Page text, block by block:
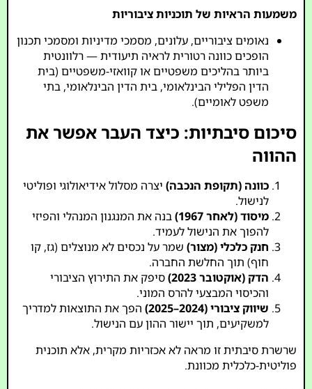
משמעות הראיות של תוכניות ציבוריות
נאומים ציבוריים, עלונים, מסמכי מדיניות ומסמכי תכנון
הופכים כוונה רטורית לראיה תיעודית — רלוונטית
ביותר בהליכים משפטיים או קוואזי-משפטיים (בית
הדין הפלילי הבינלאומי, בית הדין הבינלאומי, בתי
משפט לאומיים).
סיכום סיבתיות: כיצד העבר אפשר את
ההווה
כוונה (תקופת הנכבה) יצרה מסלול אידיאולוגי ופוליטי
לנישול.
מיסוד (לאחר 1967)
בנה את המנגנון המנהלי והפיזי
להפוך את הנישול לעמיד.
חנק כלכלי (מצור) שמר על נכסים לא מנוצלים (גז, קו
חוף) תוך החלשת החברה.
הדק (אוקטובר 2023)
סיפק את התירוץ הציבורי
והכיסוי המבצעי להרס המוני.
שיווק ציבורי (2024–2025)
הפך את התוצאות למדריך
למשקיעים, תוך יישור ההון עם הנישול.
שרשרת סיבתית זו מראה לא אכזריות מקרית, אלא תוכנית
פוליטית-כלכלית מכוונת.